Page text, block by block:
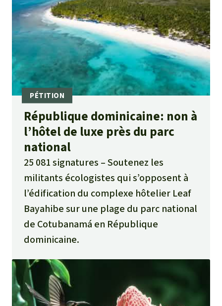
République dominicaine: non à
l’hôtel de luxe près du parc
national
25 081 signatures
Soutenez les
militants écologistes qui s’opposent à
l’édification du complexe hôtelier Leaf
Bayahibe sur une plage du parc national
de Cotubanamá en République
dominicaine.